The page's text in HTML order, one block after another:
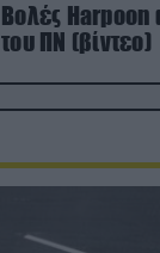
Βολές Harpoon
του ΠΝ (βίντεο)